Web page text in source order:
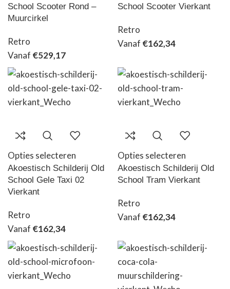
School Scooter Rond –
Muurcirkel
Retro
Vanaf €529,17
School Scooter Vierkant
Retro
Vanaf €162,34
Opties selecteren
Akoestisch Schilderij Old
School Gele Taxi 02
Vierkant
Retro
Vanaf €162,34
Opties selecteren
Akoestisch Schilderij Old
School Tram Vierkant
Retro
Vanaf €162,34